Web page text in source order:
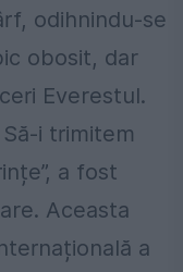
odihnindu-se
obosit, dar
Everestul.
i trimitem
a fost
Aceasta
a